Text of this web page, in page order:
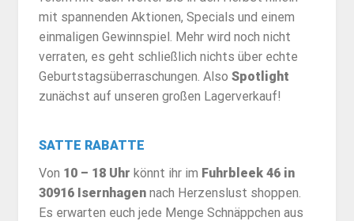
mit spannenden Aktionen, Specials und einem
einmaligen Gewinnspiel. Mehr wird noch nicht
verraten, es geht schließlich nichts über echte
Geburtstagsüberraschungen. Also Spotlight
zunächst auf unseren großen Lagerverkauf!
SATTE RABATTE
Von 10 – 18 Uhr könnt ihr im Fuhrbleek 46 in
30916 Isernhagennach Herzenslust shoppen.
Es erwarten euch jede Menge Schnäppchen aus